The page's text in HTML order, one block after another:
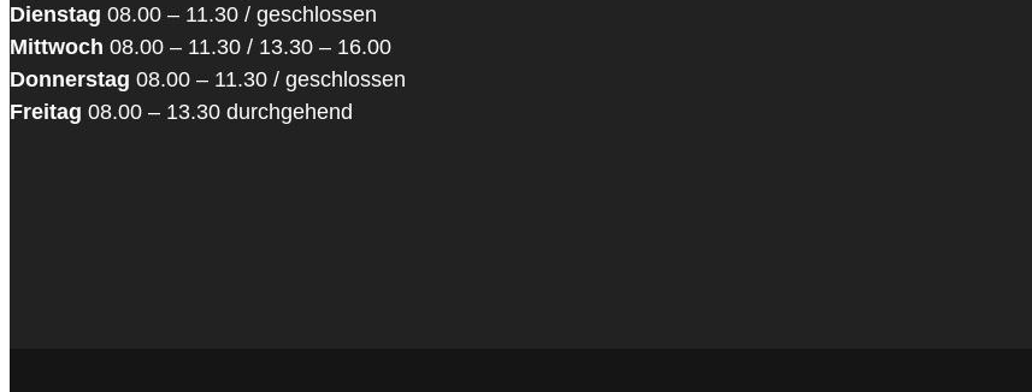
Dienstag 08.00 – 11.30 / geschlossen
Mittwoch 08.00 – 11.30 / 13.30 – 16.00
Donnerstag 08.00 – 11.30 / geschlossen
Freitag 08.00 – 13.30 durchgehend